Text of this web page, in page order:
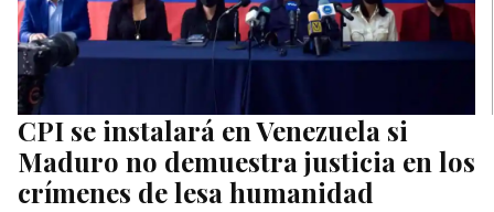
CPI se instalará en Venezuela si
Maduro no demuestra justicia en los
crímenes de lesa humanidad